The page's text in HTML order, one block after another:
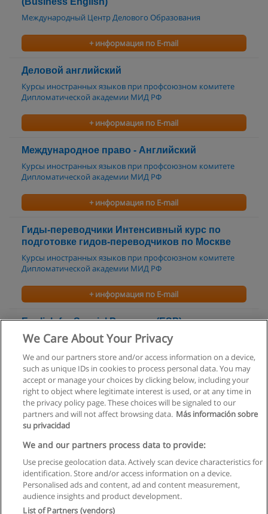
Международный Центр Делового Образования
+ информация по E-mail
Деловой английский
Курсы иностранных языков при профсоюзном комитете
Дипломатической академии МИД РФ
+ информация по E-mail
Международное право - Английский
Курсы иностранных языков при профсоюзном комитете
Дипломатической академии МИД РФ
+ информация по E-mail
Гиды-переводчики Интенсивный курс по
подготовке гидов-переводчиков по Москве
Курсы иностранных языков при профсоюзном комитете
Дипломатической академии МИД РФ
+ информация по E-mail
English for Special Purposes (ESP)
Всероссийский заочный финансово-экономический
+ информация по E-mail
Правила пользования
Конфиденциальность информации
Напишите Educaedu
We Care About Your Privacy
We and our partners store and/or access information on a device,
such as unique IDs in cookies to process personal data. You may
accept or manage your choices by clicking below, including your
right to object where legitimate interest is used, or at any time in
the privacy policy page. These choices will be signaled to our
partners and will not affect browsing data. Más información sobre
su privacidad
We and our partners process data to provide:
Use precise geolocation data. Actively scan device characteristics for
identification. Store and/or access information on a device.
Personalised ads and content, ad and content measurement,
audience insights and product development.
List of Partners (vendors)